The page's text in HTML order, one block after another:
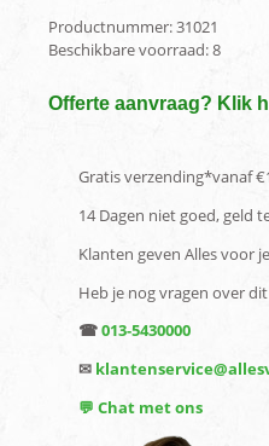
Productnummer:31021
Beschikbare voorraad:8
Offerte aanvraag? Klik
Gratis verzending*vanaf
14 Dagen niet goed, geld
Klanten geven Alles voor
Heb je nog vragen over
☎013-5430000
✉
💬 Chat met ons